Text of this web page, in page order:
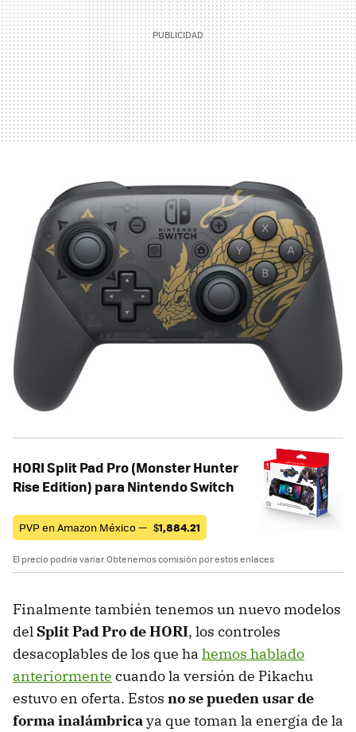
HORI Split Pad Pro (Monster Hunter
Rise Edition) para Nintendo Switch
PVP en Amazon México — $1,884.21
El precio podría variar. Obtenemos comisión por estos enlaces
Finalmente también tenemos un nuevo modelos
del Split Pad Pro de HORI, los controles
desacoplables de los que ha hemos hablado
anteriormente cuando la versión de Pikachu
estuvo en oferta. Estos no se pueden usar de
forma inalámbrica ya que toman la energía de la